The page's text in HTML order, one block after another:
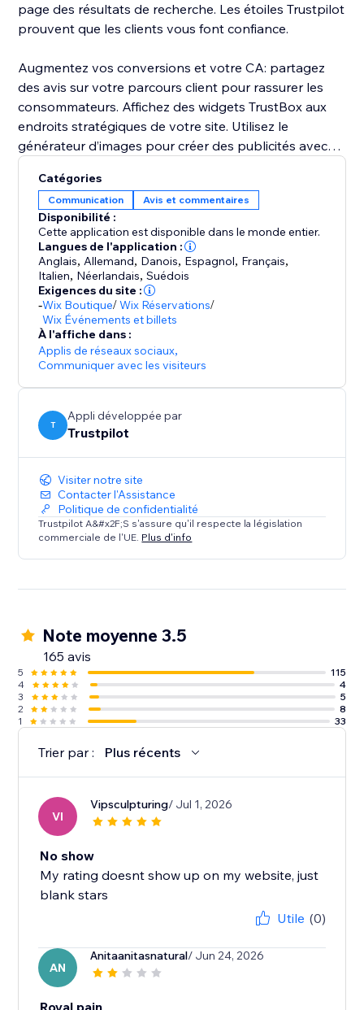
page des résultats de recherche. Les étoiles Trustpilot
prouvent que les clients vous font confiance.
Augmentez vos conversions et votre CA: partagez
des avis sur votre parcours client pour rassurer les
consommateurs. Affichez des widgets TrustBox aux
endroits stratégiques de votre site. Utilisez le
générateur d’images pour créer des publicités avec
Améliorez la rétention client et la LTV: optimisez la
gamme de produits, le service client, l’expédition, les
prix de votre marque et bien plus grâce aux
sentiments clients. Répondez aux avis et montrez que
l’expérience client vous tient à cœur.
*Le prix peut varier d'un pays à l'autre.
Catégories
Communication Avis et commentaires
Disponibilité :
Cette application est disponible dans le monde entier.
Langues de l'application :
Anglais, Allemand, Danois, Espagnol, Français,
Italien, Néerlandais,Suédois
Exigences du site :
-Wix Boutique/Wix Réservations/
Wix Événements et billets
À l'affiche dans :
Applis de réseaux sociaux,
Communiquer avec les visiteurs
T
Appli développée par
Trustpilot
Visiter notre site
Contacter l'Assistance
Politique de confidentialité
Trustpilot A&#x2F;S s'assure qu'il respecte la législation
commerciale de l'UE. Plus d'info
Note moyenne 3.5
165 avis
5
115
4
4
3
5
2
8
1
33
Trier par : Plus récents
VI
Vipsculpturing/ Jul 1, 2026
No show
My rating doesnt show up on my website, just
blank stars
Utile (0)
AN
Anitaanitasnatural/ Jun 24, 2026